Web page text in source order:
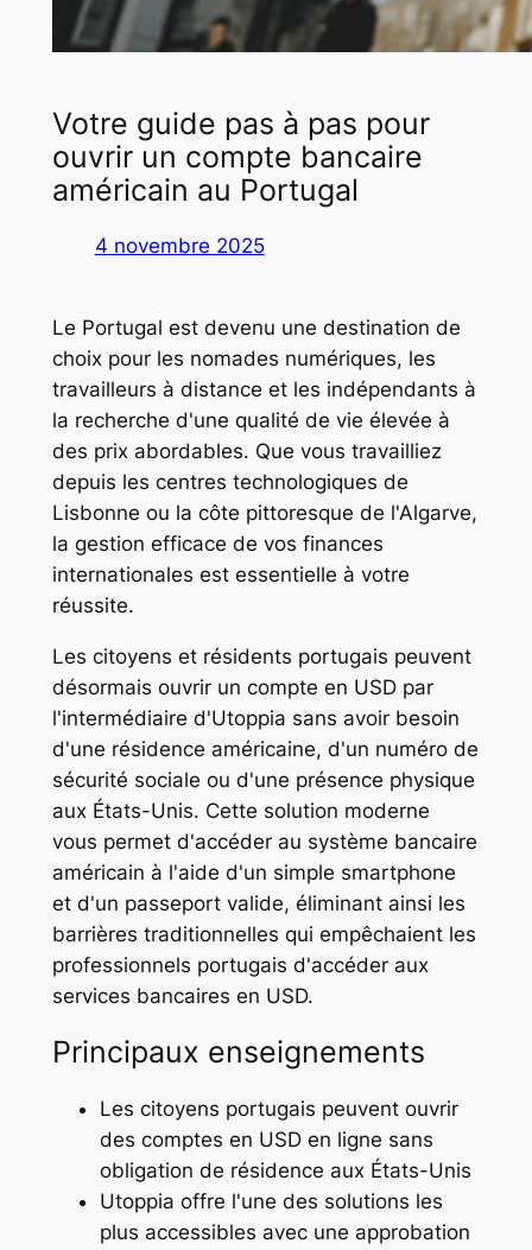
Votre guide pas à pas pour
ouvrir un compte bancaire
américain au Portugal
4 novembre 2025
Le Portugal est devenu une destination de
choix pour les nomades numériques, les
travailleurs à distance et les indépendants à
la recherche d'une qualité de vie élevée à
des prix abordables. Que vous travailliez
depuis les centres technologiques de
Lisbonne ou la côte pittoresque de l'Algarve,
la gestion efficace de vos finances
internationales est essentielle à votre
réussite.
Les citoyens et résidents portugais peuvent
désormais ouvrir un compte en USD par
l'intermédiaire d'Utoppia sans avoir besoin
d'une résidence américaine, d'un numéro de
sécurité sociale ou d'une présence physique
aux États-Unis. Cette solution moderne
vous permet d'accéder au système bancaire
américain à l'aide d'un simple smartphone
et d'un passeport valide, éliminant ainsi les
barrières traditionnelles qui empêchaient les
professionnels portugais d'accéder aux
services bancaires en USD.
Principaux enseignements
Les citoyens portugais peuvent ouvrir
des comptes en USD en ligne sans
obligation de résidence aux États-Unis
Utoppia offre l'une des solutions les
plus accessibles avec une approbation